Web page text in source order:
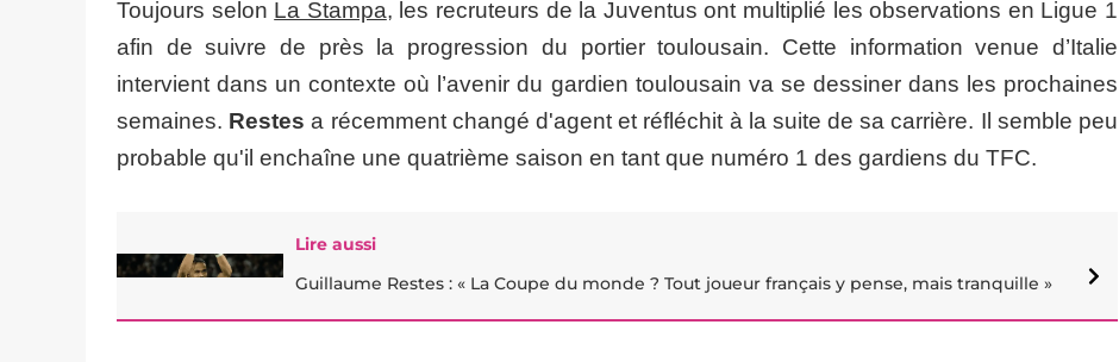
Toujours selon La Stampa, les recruteurs de la Juventus ont multiplié les observations en Ligue 1
afin de suivre de près la progression du portier toulousain. Cette information venue d’Italie
intervient dans un contexte où l’avenir du gardien toulousain va se dessiner dans les prochaines
semaines. Restes a récemment changé d'agent et réfléchit à la suite de sa carrière. Il semble peu
probable qu'il enchaîne une quatrième saison en tant que numéro 1 des gardiens du TFC.
Lire aussi
Guillaume Restes : « La Coupe du monde ? Tout joueur français y pense, mais tranquille »